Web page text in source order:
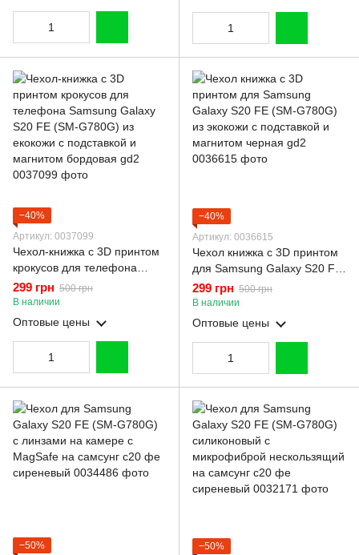
−40%
Артикул: 0037099
Чехол-книжка с 3D принтом
крокусов для телефона
Samsung Galaxy S20 FE
(SM-G780G) из екокожи с
подставкой и магнитом
бордовая gd2
299 грн 500 грн
В наличии
Оптовые цены
−40%
Артикул: 0036615
Чехол книжка с 3D принтом
для Samsung Galaxy S20 FE
(SM-G780G) из экокожи с
подставкой и магнитом
черная gd2
299 грн 500 грн
В наличии
Оптовые цены
−50%
−50%